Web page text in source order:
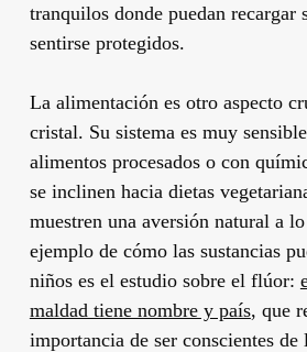
tranquilos donde puedan recargar
sentirse protegidos.
La alimentación es otro aspecto
cristal. Su sistema es muy
alimentos procesados o con
se inclinen hacia dietas
muestren una aversión natural a
ejemplo de cómo las sustancias
niños es el estudio sobre el flúor:
maldad tiene nombre y país, que
importancia de ser conscientes